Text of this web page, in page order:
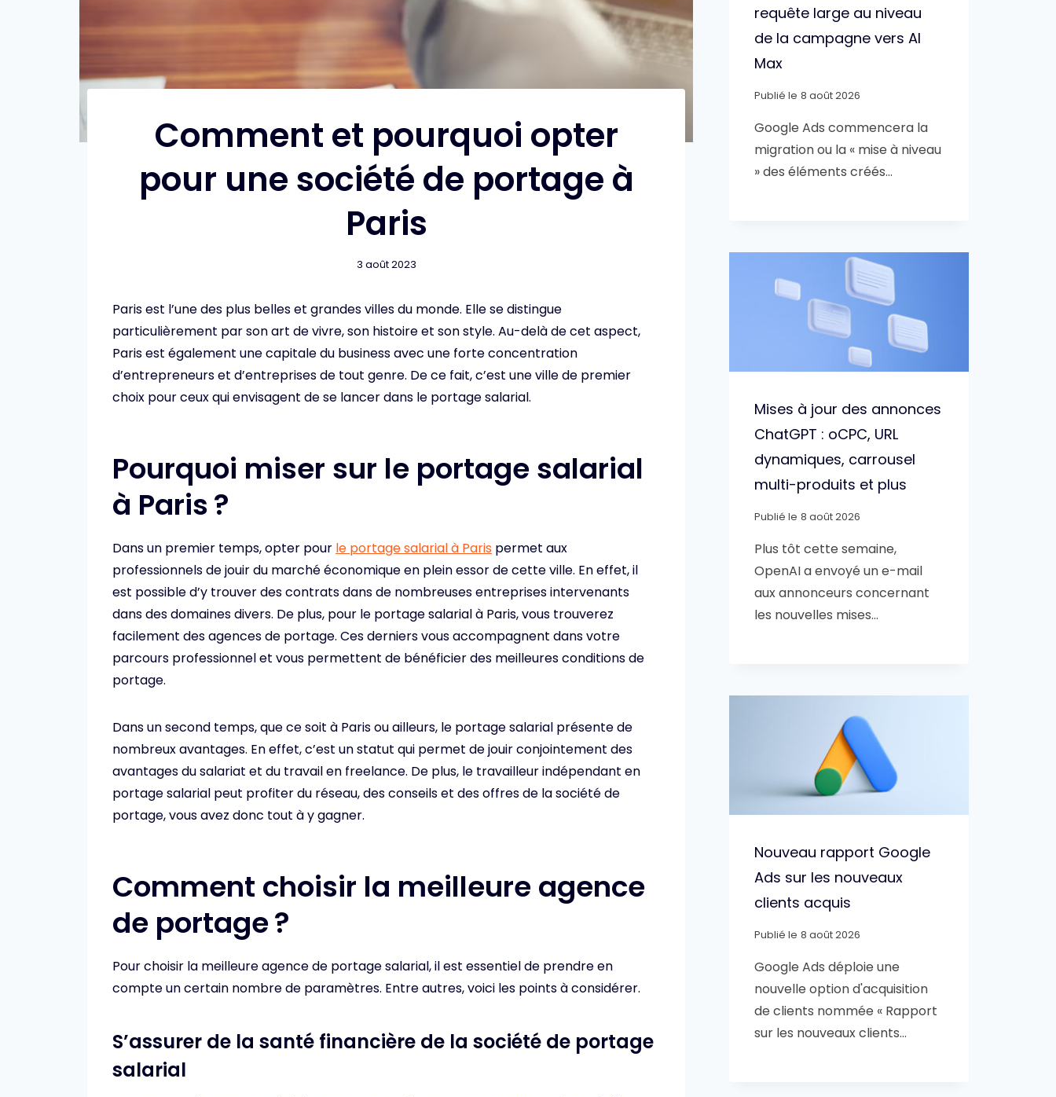
Comment et pourquoi opter
pour une société de portage à
Paris
3 août 2023
Paris est l’une des plus belles et grandes villes du monde. Elle se distingue
particulièrement par son art de vivre, son histoire et son style. Au-delà de cet aspect,
Paris est également une capitale du business avec une forte concentration
d’entrepreneurs et d’entreprises de tout genre. De ce fait, c’est une ville de premier
choix pour ceux qui envisagent de se lancer dans le portage salarial.
Pourquoi miser sur le portage salarial
à Paris ?
Dans un premier temps, opter pour le portage salarial à Paris permet aux
professionnels de jouir du marché économique en plein essor de cette ville. En effet, il
est possible d’y trouver des contrats dans de nombreuses entreprises intervenants
dans des domaines divers. De plus, pour le portage salarial à Paris, vous trouverez
facilement des agences de portage. Ces derniers vous accompagnent dans votre
parcours professionnel et vous permettent de bénéficier des meilleures conditions de
portage.
Dans un second temps, que ce soit à Paris ou ailleurs, le portage salarial présente de
nombreux avantages. En effet, c’est un statut qui permet de jouir conjointement des
avantages du salariat et du travail en freelance. De plus, le travailleur indépendant en
portage salarial peut profiter du réseau, des conseils et des offres de la société de
portage, vous avez donc tout à y gagner.
Comment choisir la meilleure agence
de portage ?
Pour choisir la meilleure agence de portage salarial, il est essentiel de prendre en
compte un certain nombre de paramètres. Entre autres, voici les points à considérer.
S’assurer de la santé financière de la société de portage
salarial
requête large au niveau
de la campagne vers AI
Max
Publié le 8 août 2026
Google Ads commencera la
migration ou la « mise à niveau
» des éléments créés…
Mises à jour des annonces
ChatGPT : oCPC, URL
dynamiques, carrousel
multi-produits et plus
Publié le 8 août 2026
Plus tôt cette semaine,
OpenAI a envoyé un e-mail
aux annonceurs concernant
les nouvelles mises…
Nouveau rapport Google
Ads sur les nouveaux
clients acquis
Publié le 8 août 2026
Google Ads déploie une
nouvelle option d'acquisition
de clients nommée « Rapport
sur les nouveaux clients…